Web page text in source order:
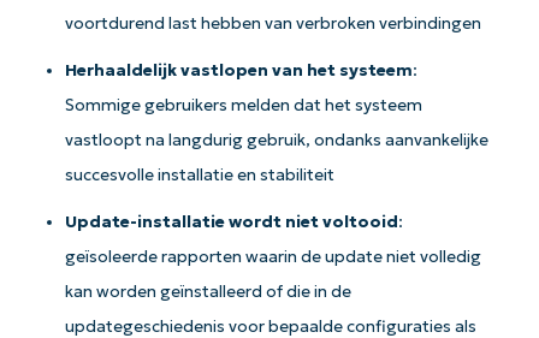
voortdurend last hebben van verbroken verbindingen
Herhaaldelijk vastlopen van het systeem:
Sommige gebruikers melden dat het systeem
vastloopt na langdurig gebruik, ondanks aanvankelijke
succesvolle installatie en stabiliteit
Update-installatie wordt niet voltooid:
geïsoleerde rapporten waarin de update niet volledig
kan worden geïnstalleerd of die in de
updategeschiedenis voor bepaalde configuraties als